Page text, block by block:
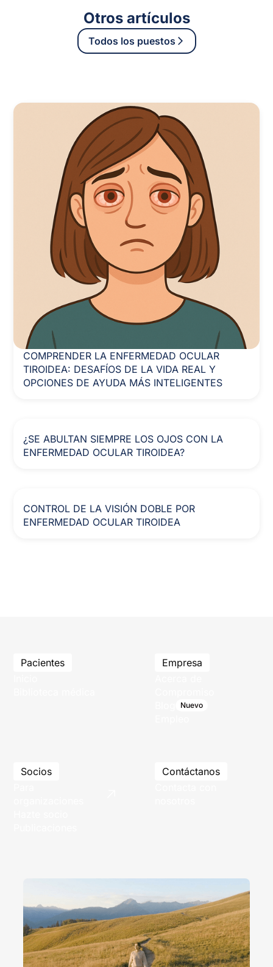
Otros artículos
Todos los puestos
COMPRENDER LA ENFERMEDAD OCULAR
TIROIDEA: DESAFÍOS DE LA VIDA REAL Y
OPCIONES DE AYUDA MÁS INTELIGENTES
¿SE ABULTAN SIEMPRE LOS OJOS CON LA
ENFERMEDAD OCULAR TIROIDEA?
CONTROL DE LA VISIÓN DOBLE POR
ENFERMEDAD OCULAR TIROIDEA
Pacientes
Empresa
Nuevo
Socios
Contáctanos